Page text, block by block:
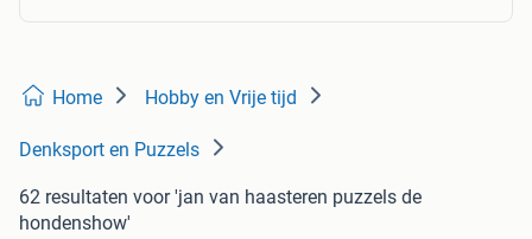
Home Hobby en Vrije tijd
Denksport en Puzzels
62 resultaten voor 'jan van haasteren puzzels de
hondenshow'